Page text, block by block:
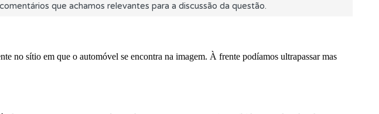
que achamos relevantes para a discussão da questão.